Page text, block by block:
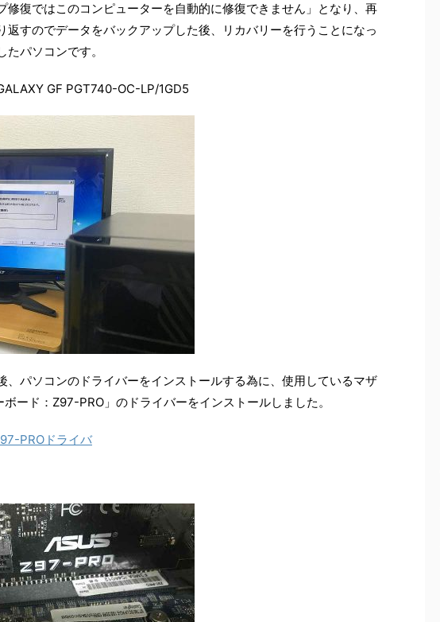
修復ではこのコンピューターを自動的に修復できません」となり、再
返すのでデータをバックアップした後、リカバリーを行うことになっ
パソコンです。
GF PGT740-OC-LP/1GD5
、パソコンのドライバーをインストールする為に、使用しているマザ
ード：Z97-PRO」のドライバーをインストールしました。
PROドライバ